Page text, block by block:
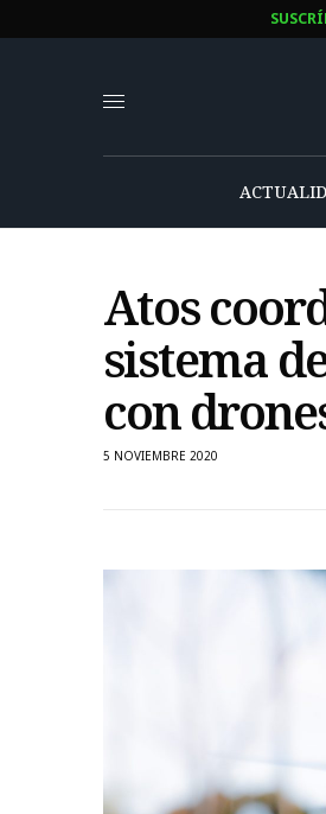
Atos
sistema
con
5 NOVIEMBRE 2020